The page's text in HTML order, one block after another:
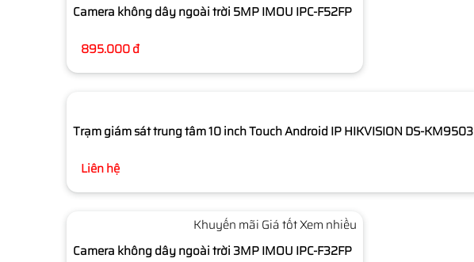
Camera không dây ngoài trời 5MP IMOU IPC-F52FP
895.000 đ
Trạm giám sát trung tâm 10 inch Touch Android IP HIKVISION DS-KM9503
Liên hệ
Khuyến mãi Giá tốtXem nhiều
Camera không dây ngoài trời 3MP IMOU IPC-F32FP